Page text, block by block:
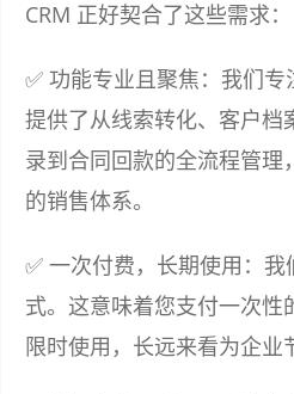
CRM 正好契合了这些需求：
✅ 功能专业且聚焦：我们专
提供了从线索转化、客户档
录到合同回款的全流程管理
的销售体系。
✅ 一次付费，长期使用：
式。这意味着您支付一次性
限时使用，长远来看为企业